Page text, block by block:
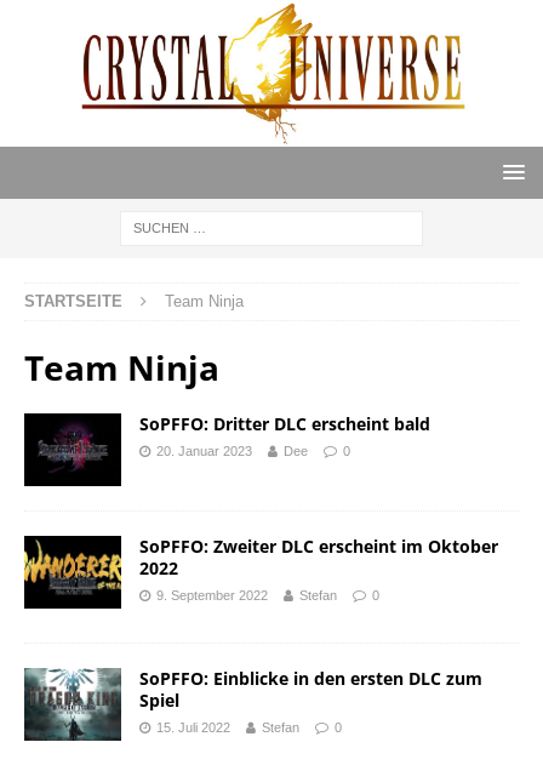
STARTSEITE Team Ninja
Team Ninja
SoPFFO: Dritter DLC erscheint bald
20. Januar 2023 Dee 0
SoPFFO: Zweiter DLC erscheint im Oktober
2022
9. September 2022 Stefan 0
SoPFFO: Einblicke in den ersten DLC zum
Spiel
15. Juli 2022 Stefan 0